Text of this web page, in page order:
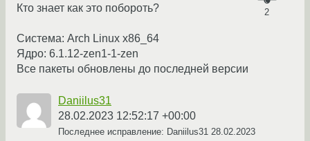
2
Кто знает как это побороть?
Система: Arch Linux x86_64
Ядро: 6.1.12-zen1-1-zen
Все пакеты обновлены до последней версии
Daniilus31
28.02.2023 12:52:17 +00:00
Последнее исправление: Daniilus31 28.02.2023